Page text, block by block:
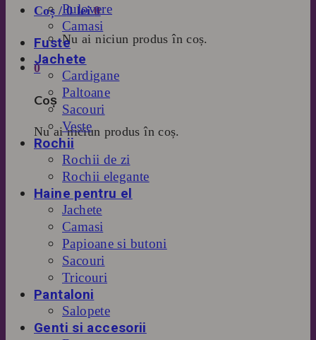
Coș /0lei 0
Nu ai niciun produs în coș.
0
Coș
Nu ai niciun produs în coș.
Pulovere
Camasi
Fuste
Jachete
Cardigane
Paltoane
Sacouri
Veste
Rochii
Rochii de zi
Rochii elegante
Haine pentru el
Jachete
Camasi
Papioane si butoni
Sacouri
Tricouri
Pantaloni
Salopete
Genti si accesorii